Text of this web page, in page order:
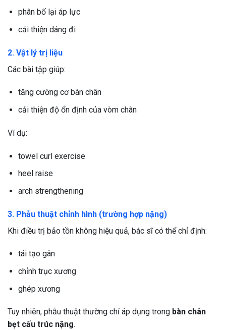
phân bố lại áp lực
cải thiện dáng đi
2. Vật lý trị liệu
Các bài tập giúp:
tăng cường cơ bàn chân
cải thiện độ ổn định của vòm chân
Ví dụ:
towel curl exercise
heel raise
arch strengthening
3. Phẫu thuật chỉnh hình (trường hợp nặng)
Khi điều trị bảo tồn không hiệu quả, bác sĩ có thể chỉ định:
tái tạo gân
chỉnh trục xương
ghép xương
Tuy nhiên, phẫu thuật thường chỉ áp dụng trong bàn chân
bẹt cấu trúc nặng.